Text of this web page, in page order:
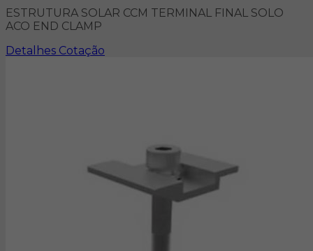
ESTRUTURA SOLAR CCM TERMINAL FINAL SOLO
ACO END CLAMP
Detalhes Cotação